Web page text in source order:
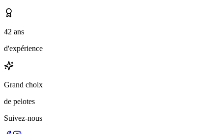
42 ans
d'expérience
Grand choix
de pelotes
Suivez-nous